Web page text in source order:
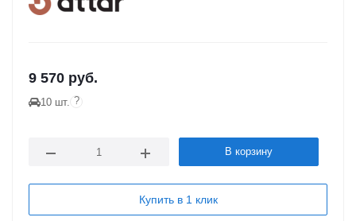
9 570 руб.
10 шт. ?
В корзину
Купить в 1 клик